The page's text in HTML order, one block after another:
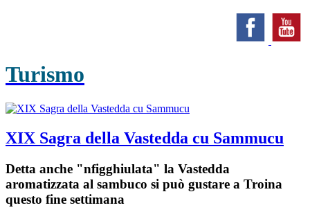
Turismo
XIX Sagra della Vastedda cu Sammucu
Detta anche "nfigghiulata" la Vastedda
aromatizzata al sambuco si può gustare a Troina
questo fine settimana